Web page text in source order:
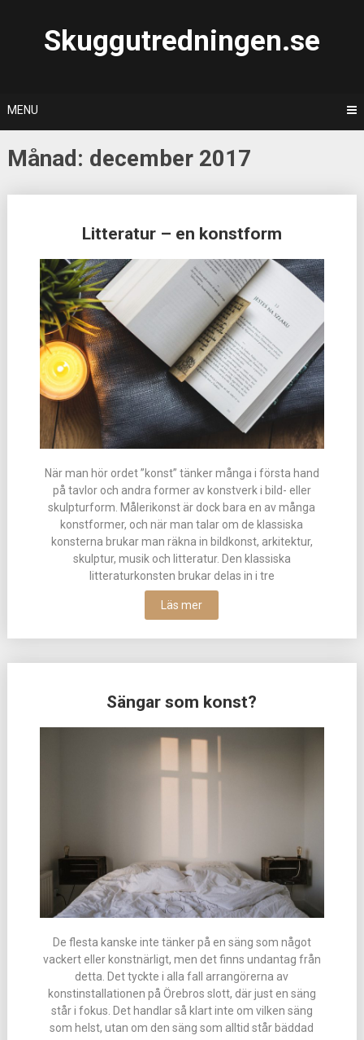
Skuggutredningen.se
MENU
Månad: december 2017
Litteratur – en konstform
När man hör ordet ”konst” tänker många i första hand
på tavlor och andra former av konstverk i bild- eller
skulpturform. Målerikonst är dock bara en av många
konstformer, och när man talar om de klassiska
konsterna brukar man räkna in bildkonst, arkitektur,
skulptur, musik och litteratur. Den klassiska
litteraturkonsten brukar delas in i tre
Läs mer
Sängar som konst?
De flesta kanske inte tänker på en säng som något
vackert eller konstnärligt, men det finns undantag från
detta. Det tyckte i alla fall arrangörerna av
konstinstallationen på Örebros slott, där just en säng
står i fokus. Det handlar så klart inte om vilken säng
som helst, utan om den säng som alltid står bäddad
navigation